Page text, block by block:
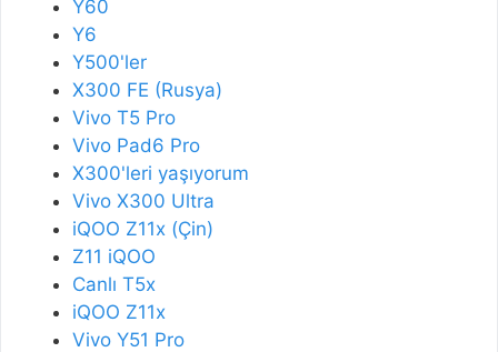
Y60
Y6
Y500'ler
X300 FE (Rusya)
Vivo T5 Pro
Vivo Pad6 Pro
X300'leri yaşıyorum
Vivo X300 Ultra
iQOO Z11x (Çin)
Z11 iQOO
Canlı T5x
iQOO Z11x
Vivo Y51 Pro